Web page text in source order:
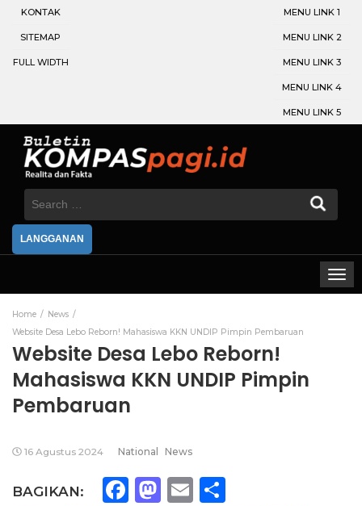
KONTAK
SITEMAP
FULL WIDTH
MENU LINK 1
MENU LINK 2
MENU LINK 3
MENU LINK 4
MENU LINK 5
Search
LANGGANAN
Home
News
Website Desa Lebo Reborn! Mahasiswa KKN UNDIP Pimpin Pembaruan
Website Desa Lebo Reborn!
Mahasiswa KKN UNDIP Pimpin
Pembaruan
16 Agustus 2024 National News
BAGIKAN: Facebook
Mastodon
Email